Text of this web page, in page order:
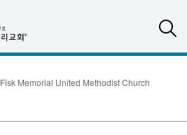
Fisk Memorial United Methodist Church